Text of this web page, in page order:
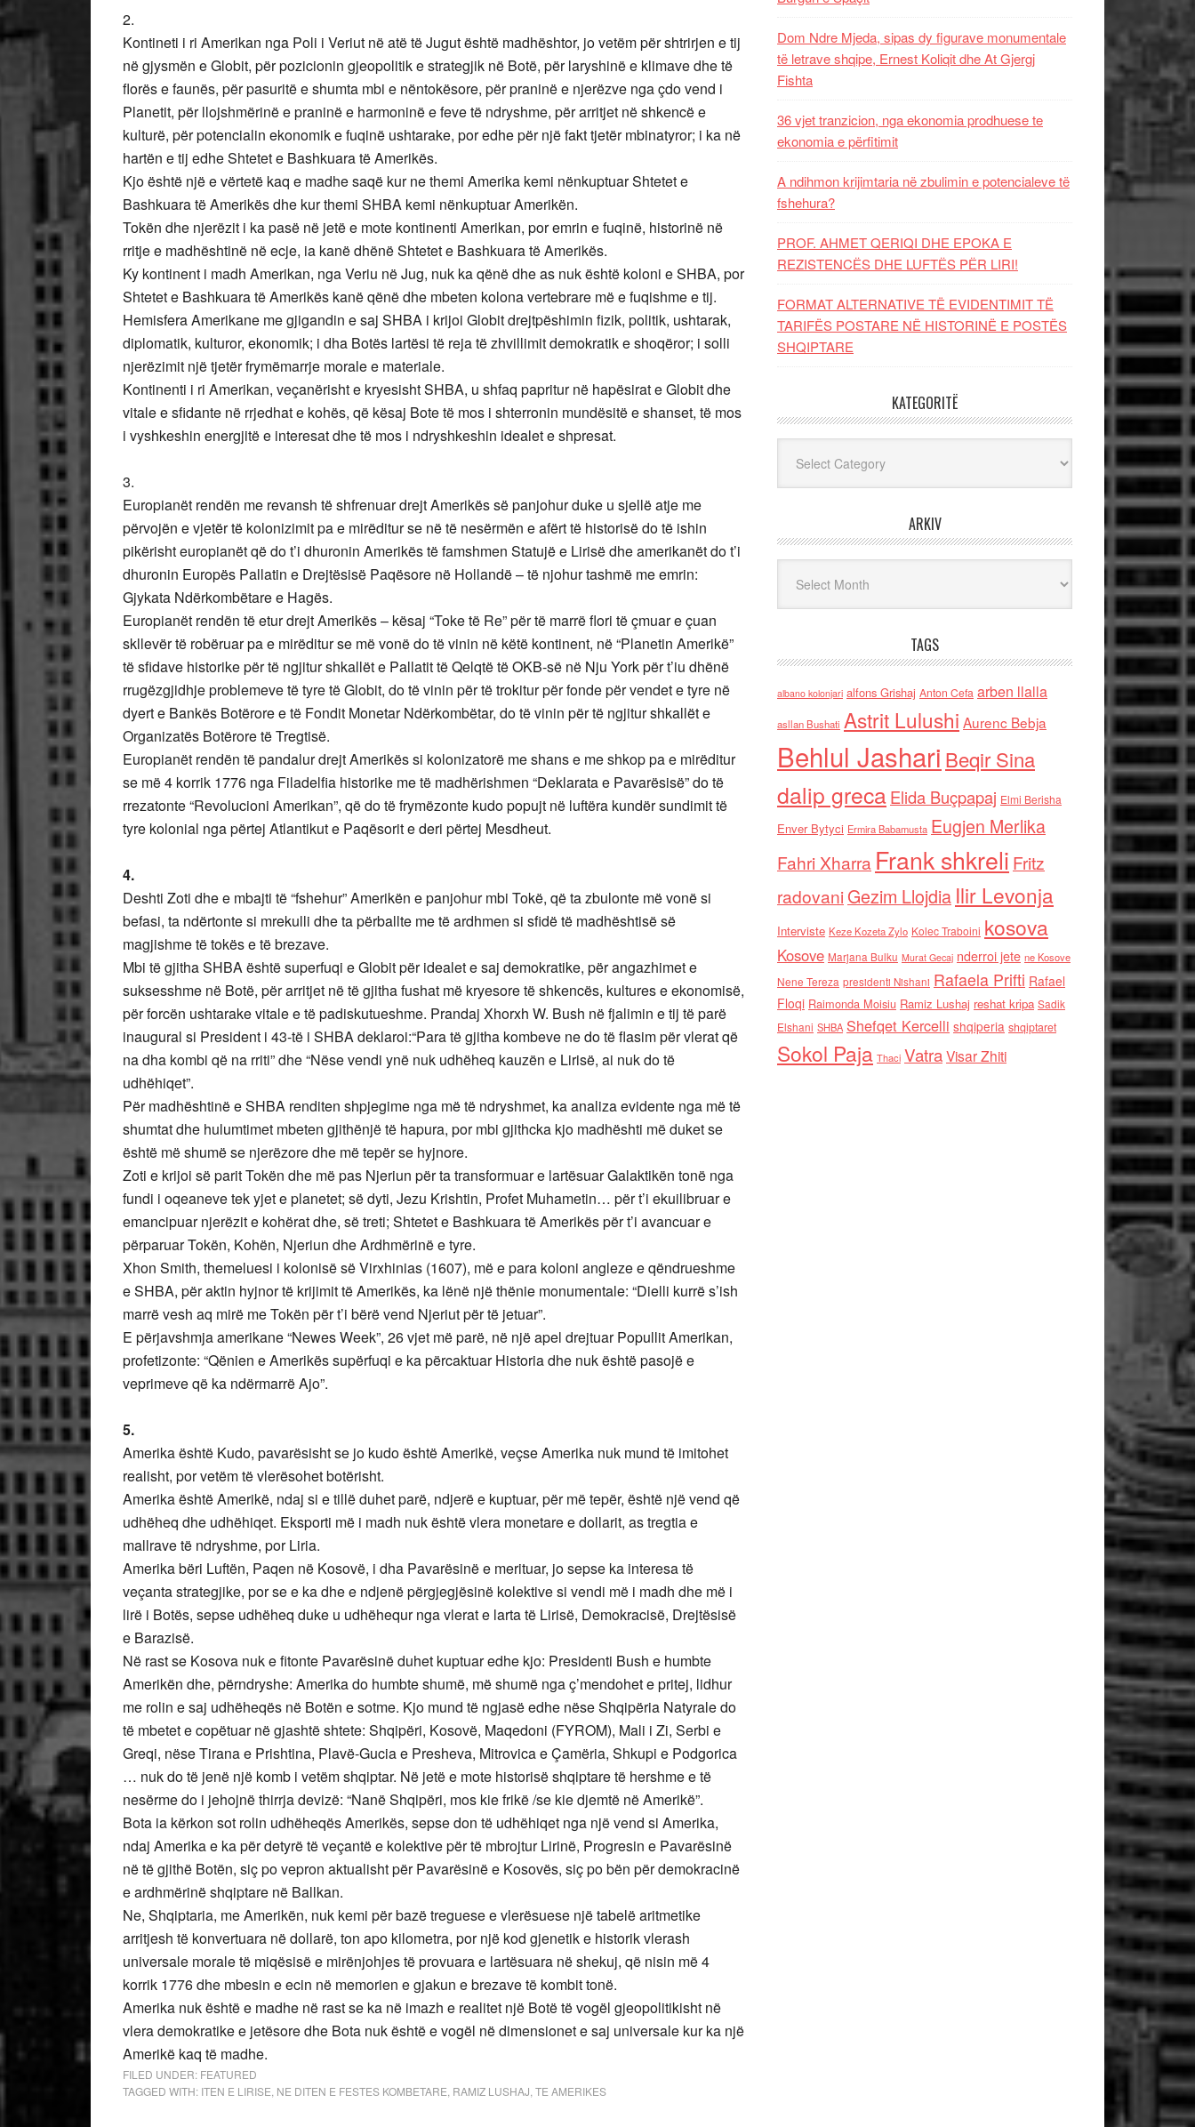
2.
Kontineti i ri Amerikan nga Poli i Veriut në atë të Jugut është madhështor, jo vetëm për shtrirjen e tij
në gjysmën e Globit, për pozicionin gjeopolitik e strategjik në Botë, për laryshinë e klimave dhe të
florës e faunës, për pasuritë e shumta mbi e nëntokësore, për praninë e njerëzve nga çdo vend i
Planetit, për llojshmërinë e praninë e harmoninë e feve të ndryshme, për arritjet në shkencë e
kulturë, për potencialin ekonomik e fuqinë ushtarake, por edhe për një fakt tjetër mbinatyror; i ka në
hartën e tij edhe Shtetet e Bashkuara të Amerikës.
Kjo është një e vërtetë kaq e madhe saqë kur ne themi Amerika kemi nënkuptuar Shtetet e
Bashkuara të Amerikës dhe kur themi SHBA kemi nënkuptuar Amerikën.
Tokën dhe njerëzit i ka pasë në jetë e mote kontinenti Amerikan, por emrin e fuqinë, historinë në
rritje e madhështinë në ecje, ia kanë dhënë Shtetet e Bashkuara të Amerikës.
Ky kontinent i madh Amerikan, nga Veriu në Jug, nuk ka qënë dhe as nuk është koloni e SHBA, por
Shtetet e Bashkuara të Amerikës kanë qënë dhe mbeten kolona vertebrare më e fuqishme e tij.
Hemisfera Amerikane me gjigandin e saj SHBA i krijoi Globit drejtpëshimin fizik, politik, ushtarak,
diplomatik, kulturor, ekonomik; i dha Botës lartësi të reja të zhvillimit demokratik e shoqëror; i solli
njerëzimit një tjetër frymëmarrje morale e materiale.
Kontinenti i ri Amerikan, veçanërisht e kryesisht SHBA, u shfaq papritur në hapësirat e Globit dhe
vitale e sfidante në rrjedhat e kohës, që kësaj Bote të mos i shterronin mundësitë e shanset, të mos
i vyshkeshin energjitë e interesat dhe të mos i ndryshkeshin idealet e shpresat.
3.
Europianët rendën me revansh të shfrenuar drejt Amerikës së panjohur duke u sjellë atje me
përvojën e vjetër të kolonizimit pa e mirëditur se në të nesërmën e afërt të historisë do të ishin
pikërisht europianët që do t’i dhuronin Amerikës të famshmen Statujë e Lirisë dhe amerikanët do t’i
dhuronin Europës Pallatin e Drejtësisë Paqësore në Hollandë – të njohur tashmë me emrin:
Gjykata Ndërkombëtare e Hagës.
Europianët rendën të etur drejt Amerikës – kësaj “Toke të Re” për të marrë flori të çmuar e çuan
skllevër të robëruar pa e mirëditur se më vonë do të vinin në këtë kontinent, në “Planetin Amerikë”
të sfidave historike për të ngjitur shkallët e Pallatit të Qelqtë të OKB-së në Nju York për t’iu dhënë
rrugëzgjidhje problemeve të tyre të Globit, do të vinin për të trokitur për fonde për vendet e tyre në
dyert e Bankës Botërore e të Fondit Monetar Ndërkombëtar, do të vinin për të ngjitur shkallët e
Organizatës Botërore të Tregtisë.
Europianët rendën të pandalur drejt Amerikës si kolonizatorë me shans e me shkop pa e mirëditur
se më 4 korrik 1776 nga Filadelfia historike me të madhërishmen “Deklarata e Pavarësisë” do të
rrezatonte “Revolucioni Amerikan”, që do të frymëzonte kudo popujt në luftëra kundër sundimit të
tyre kolonial nga përtej Atlantikut e Paqësorit e deri përtej Mesdheut.
4.
Deshti Zoti dhe e mbajti të “fshehur” Amerikën e panjohur mbi Tokë, që ta zbulonte më vonë si
befasi, ta ndërtonte si mrekulli dhe ta përballte me të ardhmen si sfidë të madhështisë së
magjishme të tokës e të brezave.
Mbi të gjitha SHBA është superfuqi e Globit për idealet e saj demokratike, për angazhimet e
suksesshme në Botë, për arritjet në të gjitha fushat më kryesore të shkencës, kultures e ekonomisë,
për forcën ushtarake vitale e të padiskutueshme. Prandaj Xhorxh W. Bush në fjalimin e tij të parë
inaugural si President i 43-të i SHBA deklaroi:“Para të gjitha kombeve ne do të flasim për vlerat që
na dha kombi që na rriti” dhe “Nëse vendi ynë nuk udhëheq kauzën e Lirisë, ai nuk do të
udhëhiqet”.
Për madhështinë e SHBA renditen shpjegime nga më të ndryshmet, ka analiza evidente nga më të
shumtat dhe hulumtimet mbeten gjithënjë të hapura, por mbi gjithcka kjo madhështi më duket se
është më shumë se njerëzore dhe më tepër se hyjnore.
Zoti e krijoi së parit Tokën dhe më pas Njeriun për ta transformuar e lartësuar Galaktikën tonë nga
fundi i oqeaneve tek yjet e planetet; së dyti, Jezu Krishtin, Profet Muhametin… për t’i ekuilibruar e
emancipuar njerëzit e kohërat dhe, së treti; Shtetet e Bashkuara të Amerikës për t’i avancuar e
përparuar Tokën, Kohën, Njeriun dhe Ardhmërinë e tyre.
Xhon Smith, themeluesi i kolonisë së Virxhinias (1607), më e para koloni angleze e qëndrueshme
e SHBA, për aktin hyjnor të krijimit të Amerikës, ka lënë një thënie monumentale: “Dielli kurrë s’ish
marrë vesh aq mirë me Tokën për t’i bërë vend Njeriut për të jetuar”.
E përjavshmja amerikane “Newes Week”, 26 vjet më parë, në një apel drejtuar Popullit Amerikan,
profetizonte: “Qënien e Amerikës supërfuqi e ka përcaktuar Historia dhe nuk është pasojë e
veprimeve që ka ndërmarrë Ajo”.
5.
Amerika është Kudo, pavarësisht se jo kudo është Amerikë, veçse Amerika nuk mund të imitohet
realisht, por vetëm të vlerësohet botërisht.
Amerika është Amerikë, ndaj si e tillë duhet parë, ndjerë e kuptuar, për më tepër, është një vend që
udhëheq dhe udhëhiqet. Eksporti më i madh nuk është vlera monetare e dollarit, as tregtia e
mallrave të ndryshme, por Liria.
Amerika bëri Luftën, Paqen në Kosovë, i dha Pavarësinë e merituar, jo sepse ka interesa të
veçanta strategjike, por se e ka dhe e ndjenë përgjegjësinë kolektive si vendi më i madh dhe më i
lirë i Botës, sepse udhëheq duke u udhëhequr nga vlerat e larta të Lirisë, Demokracisë, Drejtësisë
e Barazisë.
Në rast se Kosova nuk e fitonte Pavarësinë duhet kuptuar edhe kjo: Presidenti Bush e humbte
Amerikën dhe, përndryshe: Amerika do humbte shumë, më shumë nga ç’mendohet e pritej, lidhur
me rolin e saj udhëheqës në Botën e sotme. Kjo mund të ngjasë edhe nëse Shqipëria Natyrale do
të mbetet e copëtuar në gjashtë shtete: Shqipëri, Kosovë, Maqedoni (FYROM), Mali i Zi, Serbi e
Greqi, nëse Tirana e Prishtina, Plavë-Gucia e Presheva, Mitrovica e Çamëria, Shkupi e Podgorica
… nuk do të jenë një komb i vetëm shqiptar. Në jetë e mote historisë shqiptare të hershme e të
nesërme do i jehojnë thirrja devizë: “Nanë Shqipëri, mos kie frikë /se kie djemtë në Amerikë”.
Bota ia kërkon sot rolin udhëheqës Amerikës, sepse don të udhëhiqet nga një vend si Amerika,
ndaj Amerika e ka për detyrë të veçantë e kolektive për të mbrojtur Lirinë, Progresin e Pavarësinë
në të gjithë Botën, siç po vepron aktualisht për Pavarësinë e Kosovës, siç po bën për demokracinë
e ardhmërinë shqiptare në Ballkan.
Ne, Shqiptaria, me Amerikën, nuk kemi për bazë treguese e vlerësuese një tabelë aritmetike
arritjesh të konvertuara në dollarë, ton apo kilometra, por një kod gjenetik e historik vlerash
universale morale të miqësisë e mirënjohjes të provuara e lartësuara në shekuj, që nisin më 4
korrik 1776 dhe mbesin e ecin në memorien e gjakun e brezave të kombit tonë.
Amerika nuk është e madhe në rast se ka në imazh e realitet një Botë të vogël gjeopolitikisht në
vlera demokratike e jetësore dhe Bota nuk është e vogël në dimensionet e saj universale kur ka një
Amerikë kaq të madhe.
FILED UNDER: FEATURED
TAGGED WITH: ITEN E LIRISE NE DITEN E FESTES KOMBETARE RAMIZ LUSHAJ TE AMERIKES
Dom Ndre Mjeda, sipas dy figurave monumentale
të letrave shqipe, Ernest Koliqit dhe At Gjergj
Fishta
36 vjet tranzicion, nga ekonomia prodhuese te
ekonomia e përfitimit
A ndihmon krijimtaria në zbulimin e potencialeve të
fshehura?
PROF. AHMET QERIQI DHE EPOKA E
REZISTENCЁS DHE LUFTЁS PЁR LIRI!
FORMAT ALTERNATIVE TË EVIDENTIMIT TË
TARIFËS POSTARE NË HISTORINË E POSTËS
SHQIPTARE
KATEGORITË
ARKIV
TAGS
albano kolonjari alfons Grishaj Anton Cefa arben llalla
asllan Bushati Astrit Lulushi Aurenc Bebja
Behlul Jashari Beqir Sina
dalip grecaElida Buçpapaj Elmi Berisha
Enver Bytyci Ermira Babamusta Eugjen Merlika
Fahri Xharra Frank shkreli Fritz
radovaniGezim Llojdia Ilir Levonja
Interviste Keze Kozeta Zylo Kolec Traboini kosova
Kosove Marjana Bulku Murat Gecaj nderroi jete ne Kosove
Nene Tereza presidenti Nishani Rafaela Prifti Rafael
Floqi Raimonda Moisiu Ramiz Lushaj reshat kripa Sadik
Elshani SHBA Shefqet Kercelli shqiperia shqiptaret
Sokol Paja Thaci VatraVisar Zhiti